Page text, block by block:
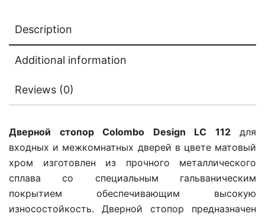
Description
Additional information
Reviews (0)
Дверной стопор Colombo Design LC 112для
входных и межкомнатных дверей в цвете матовый
хром изготовлен из прочного металлического
сплава со специальным гальваническим
покрытием обеспечивающим высокую
износостойкость. Дверной стопор предназначен